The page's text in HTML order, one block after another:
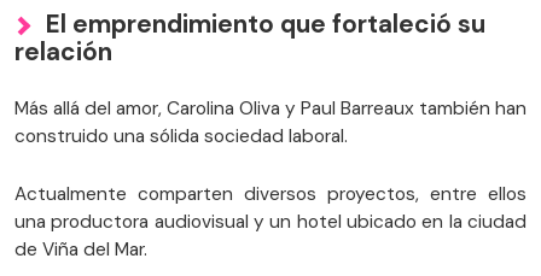
El emprendimiento que fortaleció su
relación
Más allá del amor, Carolina Oliva y Paul Barreaux también han
construido una sólida sociedad laboral.
Actualmente comparten diversos proyectos, entre ellos
una productora audiovisual y un hotel ubicado en la ciudad
de Viña del Mar.